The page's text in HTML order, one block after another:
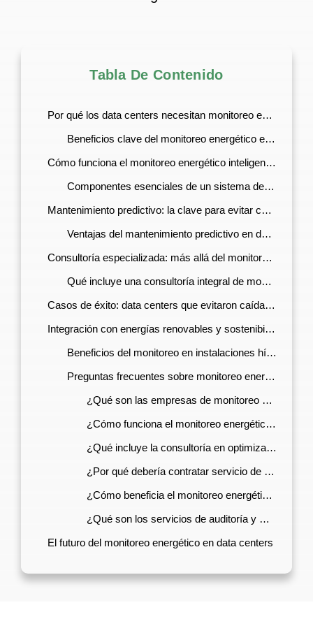
Tabla De Contenido
Por qué los data centers necesitan monitoreo energético inteligente
Beneficios clave del monitoreo energético en tiempo real
Cómo funciona el monitoreo energético inteligente en data centers
Componentes esenciales de un sistema de monitoreo avanzado
Mantenimiento predictivo: la clave para evitar caídas
Ventajas del mantenimiento predictivo en data centers
Consultoría especializada: más allá del monitoreo básico
Qué incluye una consultoría integral de monitoreo energético
Casos de éxito: data centers que evitaron caídas críticas
Integración con energías renovables y sostenibilidad
Beneficios del monitoreo en instalaciones híbridas
Preguntas frecuentes sobre monitoreo energético en data centers
¿Qué son las empresas de monitoreo energético inteligente y cómo pueden ayudar a mi data center?
¿Cómo funciona el monitoreo energético para mantenimiento predictivo?
¿Qué incluye la consultoría en optimización de consumo eléctrico industrial para data centers?
¿Por qué debería contratar servicio de monitoreo energético 24/7 para mi data center?
¿Cómo beneficia el monitoreo energético con integración a paneles solares?
¿Qué son los servicios de auditoría y monitoreo de calidad de energía?
El futuro del monitoreo energético en data centers